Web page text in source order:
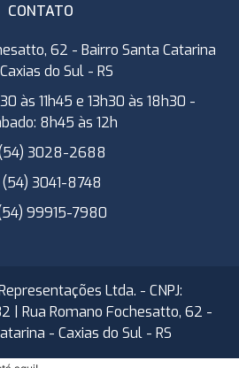
CONTATO
62 - Bairro Santa Catarina
do Sul - RS
às 11h45 e 13h30 às 18h30 -
8h45 às 12h
3028-2688
(54) 3041-8748
99915-7980
Ltda. - CNPJ:
| Rua Romano Fochesatto, 62 -
- Caxias do Sul - RS